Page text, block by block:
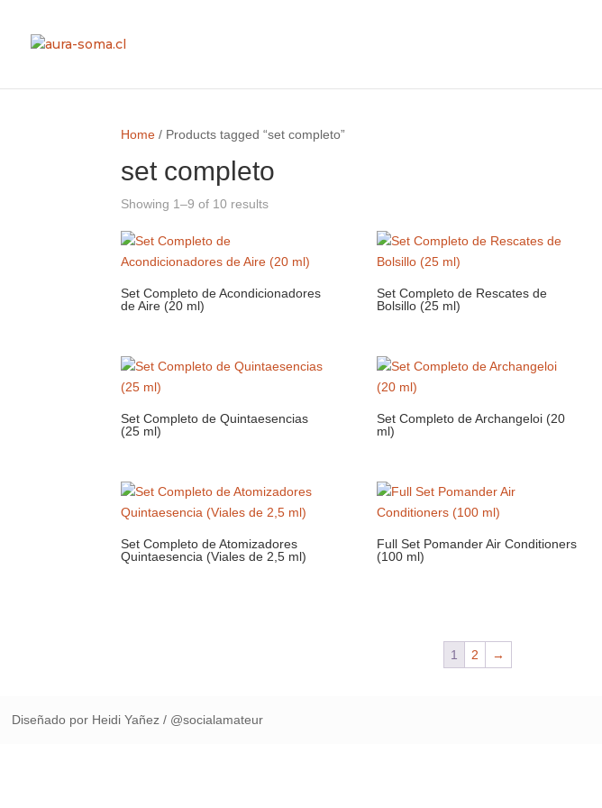
Home / Products tagged “set completo”
set completo
Showing 1–9 of 10 results
Set Completo de Acondicionadores
de Aire (20 ml)
Set Completo de Rescates de
Bolsillo (25 ml)
Set Completo de Quintaesencias
(25 ml)
Set Completo de Archangeloi (20
ml)
Set Completo de Atomizadores
Quintaesencia (Viales de 2,5 ml)
Full Set Pomander Air Conditioners
(100 ml)
1 2 →
Diseñado por Heidi Yañez / @socialamateur